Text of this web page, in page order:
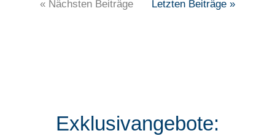
« Nächsten Beiträge Letzten Beiträge »
Exklusivangebote: